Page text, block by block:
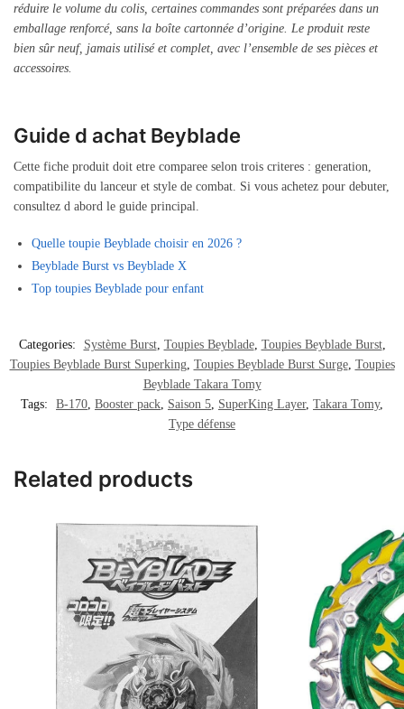
réduire le volume du colis, certaines commandes sont préparées dans un
emballage renforcé, sans la boîte cartonnée d’origine. Le produit reste
bien sûr neuf, jamais utilisé et complet, avec l’ensemble de ses pièces et
accessoires.
Guide d achat Beyblade
Cette fiche produit doit etre comparee selon trois criteres : generation,
compatibilite du lanceur et style de combat. Si vous achetez pour debuter,
consultez d abord le guide principal.
Quelle toupie Beyblade choisir en 2026 ?
Beyblade Burst vs Beyblade X
Top toupies Beyblade pour enfant
Categories: Système Burst, Toupies Beyblade, Toupies Beyblade Burst,
Toupies Beyblade Burst Superking, Toupies Beyblade Burst Surge, Toupies
Beyblade Takara Tomy
Tags:
B-170 Booster pack Saison 5 SuperKing Layer, Takara Tomy,
Type défense
Related products